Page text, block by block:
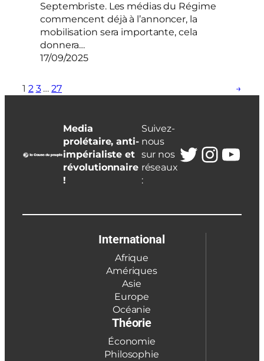
Septembriste. Les médias du Régime
commencent déjà à l’annoncer, la
mobilisation sera importante, cela
donnera…
17/09/2025
1 2 3 … 27 →
Media
prolétaire, anti-
impérialiste et
révolutionnaire
!
Suivez-
nous
sur nos
réseaux
:
Twitter
International
Afrique
Amériques
Asie
Europe
Océanie
Théorie
Économie
Philosophie